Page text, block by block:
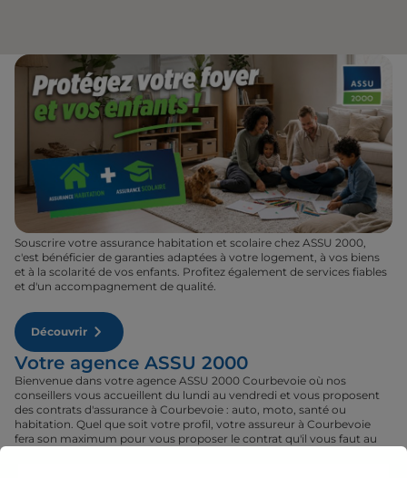
Souscrire votre assurance habitation et scolaire chez ASSU 2000,
c'est bénéficier de garanties adaptées à votre logement, à vos biens
et à la scolarité de vos enfants. Profitez également de services fiables
et d'un accompagnement de qualité.
Découvrir
Votre agence ASSU 2000
Bienvenue dans votre agence ASSU 2000 Courbevoie où nos
conseillers vous accueillent du lundi au vendredi et vous proposent
des contrats d'assurance à Courbevoie : auto, moto, santé ou
habitation. Quel que soit votre profil, votre assureur à Courbevoie
fera son maximum pour vous proposer le contrat qu'il vous faut au